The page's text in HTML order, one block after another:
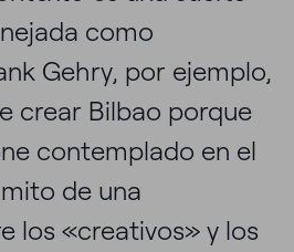
como
Gehry, por ejemplo,
crear Bilbao porque
contemplado en el
de una
los «creativos» y los